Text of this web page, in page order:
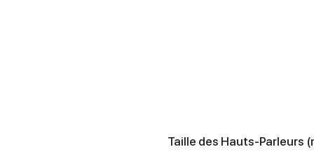
Taille des Hauts-Parleurs